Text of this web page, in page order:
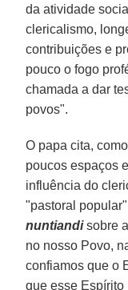
da atividade
clericalismo,
contribuições e
pouco o fogo
chamada a dar
povos".
O papa cita,
poucos espaços
influência do
"pastoral
nuntiandisobre
no nosso Povo,
confiamos que o
que esse